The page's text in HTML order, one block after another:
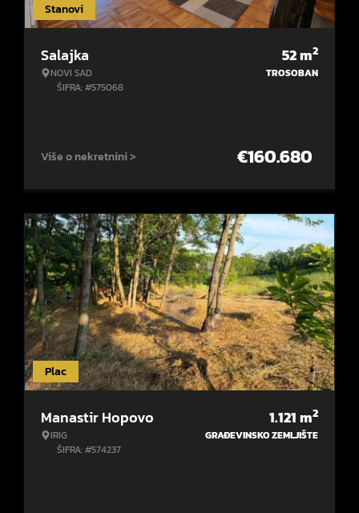
Stanovi
Salajka
NOVI SAD
ŠIFRA: #575068
52m2
TROSOBAN
Više o nekretnini > €160.680
Plac
Manastir Hopovo
IRIG
ŠIFRA: #574237
1.121m2
GRAĐEVINSKO ZEMLJIŠTE